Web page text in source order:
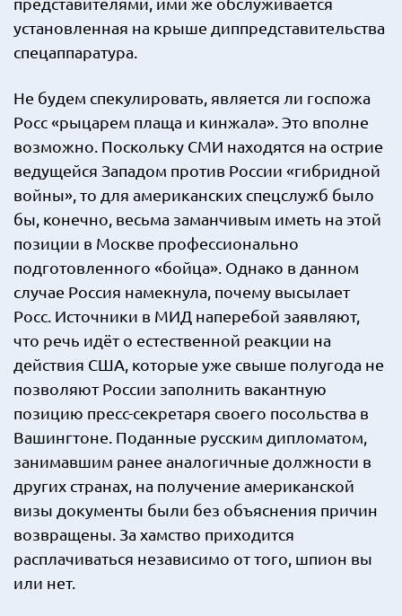
установленная на крыше диппредставительства
спецаппаратура.
Не будем спекулировать, является ли госпожа
Росс «рыцарем плаща и кинжала». Это вполне
возможно. Поскольку СМИ находятся на острие
ведущейся Западом против России «гибридной
войны», то для американских спецслужб было
бы, конечно, весьма заманчивым иметь на этой
позиции в Москве профессионально
подготовленного «бойца». Однако в данном
случае Россия намекнула, почему высылает
Росс. Источники в МИД наперебой заявляют,
что речь идёт о естественной реакции на
действия США, которые уже свыше полугода не
позволяют России заполнить вакантную
позицию пресс-секретаря своего посольства в
Вашингтоне. Поданные русским дипломатом,
занимавшим ранее аналогичные должности в
других странах, на получение американской
визы документы были без объяснения причин
возвращены. За хамство приходится
расплачиваться независимо от того, шпион вы
или нет.